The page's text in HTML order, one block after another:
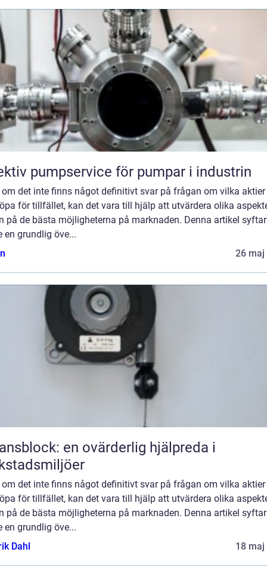
pumpservice för pumpar i industrin
om det inte finns något definitivt svar på frågan om vilka
för tillfället, kan det vara till hjälp att utvärdera olika
på de bästa möjligheterna på marknaden. Denna artikel
en grundlig öve...
26 maj
en ovärderlig hjälpreda i
om det inte finns något definitivt svar på frågan om vilka
för tillfället, kan det vara till hjälp att utvärdera olika
på de bästa möjligheterna på marknaden. Denna artikel
en grundlig öve...
Dahl
18 maj